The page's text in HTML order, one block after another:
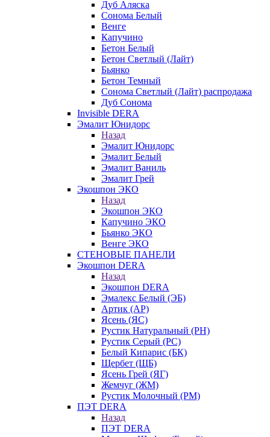
Дуб Аляска
Сонома Белый
Венге
Капучино
Бетон Белый
Бетон Светлый (Лайт)
Бьянко
Бетон Темный
Сонома Светлый (Лайт) распродажа
Дуб Сонома
Invisible DERA
Эмалит Юнидорс
Назад
Эмалит Юнидорс
Эмалит Белый
Эмалит Ваниль
Эмалит Грей
Экошпон ЭКО
Назад
Экошпон ЭКО
Капучино ЭКО
Бьянко ЭКО
Венге ЭКО
СТЕНОВЫЕ ПАНЕЛИ
Экошпон DERA
Назад
Экошпон DERA
Эмалекс Белый (ЭБ)
Артик (АР)
Ясень (ЯС)
Рустик Натуральный (РН)
Рустик Серый (РС)
Белый Кипарис (БК)
Щербет (ЩБ)
Ясень Грей (ЯГ)
Жемчуг (ЖМ)
Рустик Молочный (РМ)
ПЭТ DERA
Назад
ПЭТ DERA